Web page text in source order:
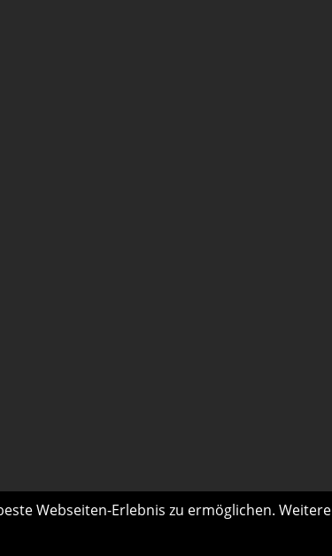
Handicap-Fahrzeuge
Webseiten-Erlebnis zu ermöglichen. Weitere